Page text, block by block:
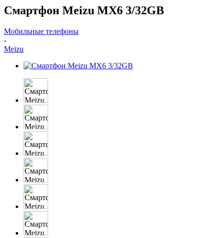
Смартфон Meizu MX6 3/32GB
Мобильные телефоны
-
Meizu